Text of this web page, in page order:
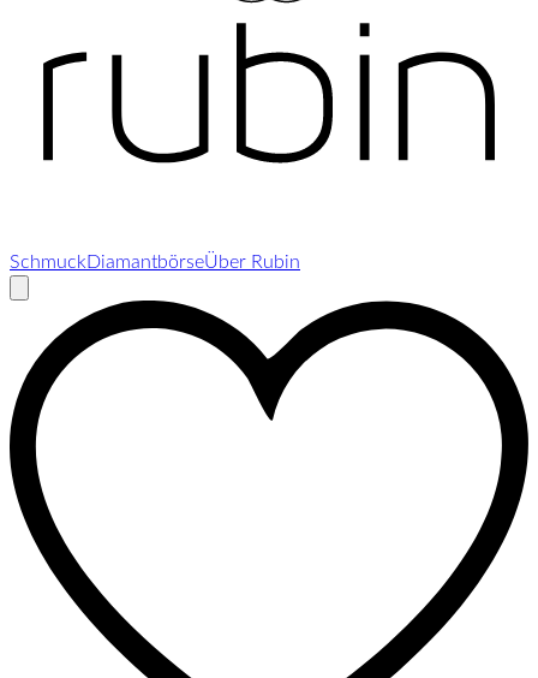
SchmuckDiamantbörseÜber Rubin